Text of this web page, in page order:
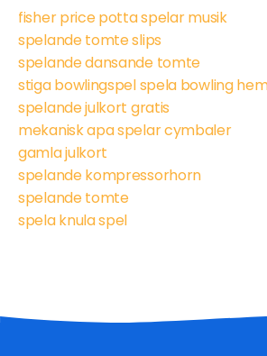
fisher price potta spelar musik
spelande tomte slips
spelande dansande tomte
stiga bowlingspel spela bowling
spelande julkort gratis
mekanisk apa spelar cymbaler
gamla julkort
spelande kompressorhorn
spelande tomte
spela knula spel